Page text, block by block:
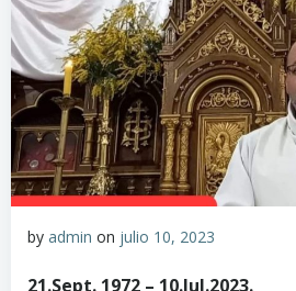
by admin on julio 10, 2023
21.Sept. 1972 – 10.Jul.2023.